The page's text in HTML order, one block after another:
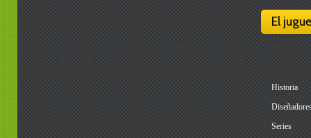
El
Historia
Series